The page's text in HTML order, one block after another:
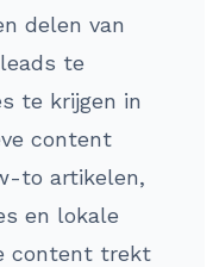
delen van
te
te krijgen in
content
to artikelen,
en lokale
content trekt